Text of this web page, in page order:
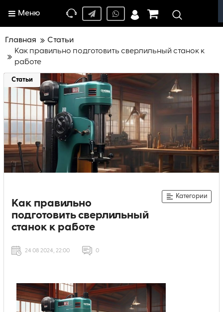
Меню
Главная
Статьи
Как правильно подготовить сверлильный станок к
работе
Статьи
Как правильно
подготовить сверлильный
станок к работе
Категории
24 08 2024, 22:00 0